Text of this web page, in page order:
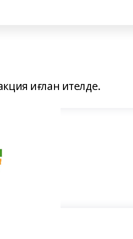
иғлан ителде.